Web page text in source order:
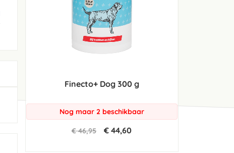
Finecto+ Dog 300 g
Nog maar 2 beschikbaar
€ 46,95 € 44,60